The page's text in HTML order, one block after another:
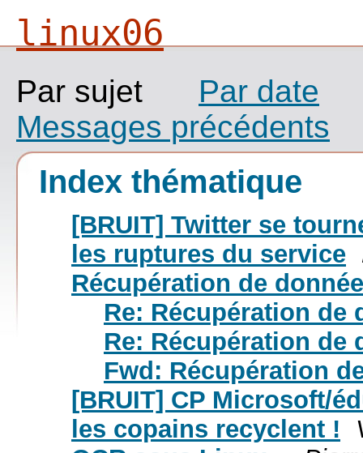
linux06
Par sujet
Par date
Messages précédents
Index thématique
[BRUIT] Twitter se
les ruptures du service
Récupération de
Re: Récupération de
Re: Récupération de
Fwd: Récupération
[BRUIT] CP Microsoft/
les copains recyclent !